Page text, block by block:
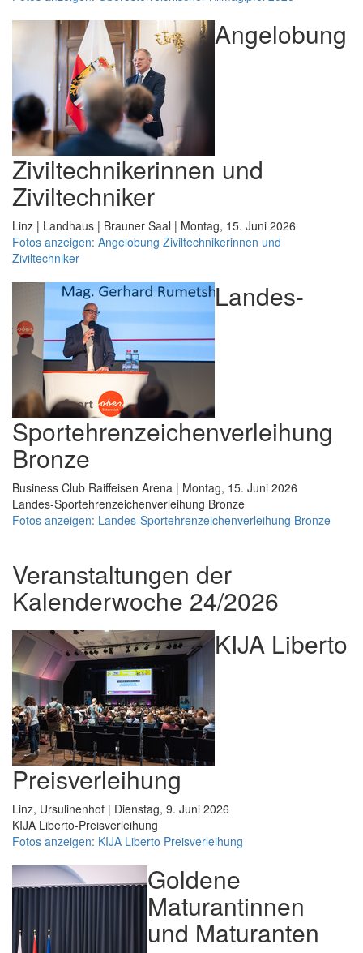
Angelobung
Ziviltechnikerinnen und
Ziviltechniker
Linz | Landhaus | Brauner Saal | Montag, 15. Juni 2026
Fotos anzeigen: Angelobung Ziviltechnikerinnen und
Ziviltechniker
Landes-
Sportehrenzeichenverleihung
Bronze
Business Club Raiffeisen Arena | Montag, 15. Juni 2026
Landes-Sportehrenzeichenverleihung Bronze
Fotos anzeigen: Landes-Sportehrenzeichenverleihung Bronze
Veranstaltungen der
Kalenderwoche 24/2026
KIJA Liberto
Preisverleihung
Linz, Ursulinenhof | Dienstag, 9. Juni 2026
KIJA Liberto-Preisverleihung
Fotos anzeigen: KIJA Liberto Preisverleihung
Goldene
Maturantinnen
und Maturanten